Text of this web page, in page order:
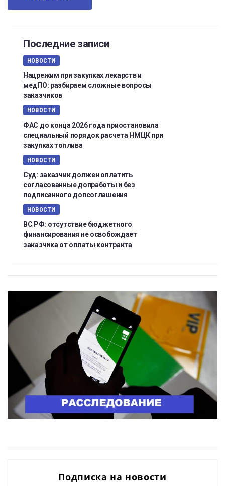
Последние записи
НОВОСТИ
Нацрежим при закупках лекарств и
медПО: разбираем сложные вопросы
заказчиков
НОВОСТИ
ФАС до конца 2026 года приостановила
специальный порядок расчета НМЦК при
закупках топлива
НОВОСТИ
Суд: заказчик должен оплатить
согласованные допработы и без
подписанного допсоглашения
НОВОСТИ
ВС РФ: отсутствие бюджетного
финансирования не освобождает
заказчика от оплаты контракта
Подписка на новости